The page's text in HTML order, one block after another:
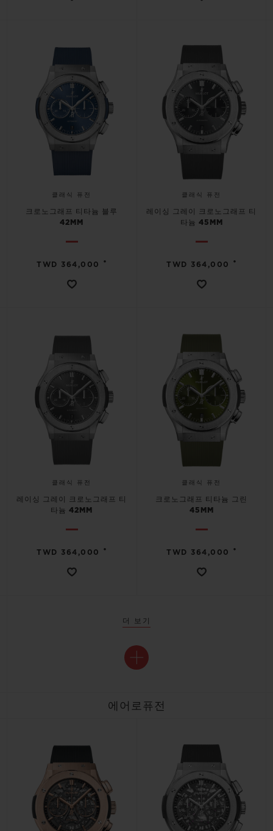
클래식 퓨전
크로노그래프 티타늄 블루
42MM
TWD 364,000 •
클래식 퓨전
레이싱 그레이 크로노그래프 티
타늄 45MM
TWD 364,000 •
클래식 퓨전
레이싱 그레이 크로노그래프 티
타늄 42MM
TWD 364,000 •
클래식 퓨전
크로노그래프 티타늄 그린
45MM
TWD 364,000 •
더 보기
에어로퓨전